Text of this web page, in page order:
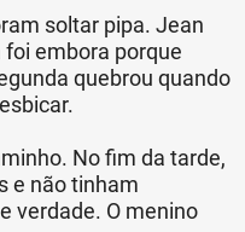
soltar pipa. Jean
embora porque
quebrou quando
No fim da tarde,
e não tinham
verdade. O menino